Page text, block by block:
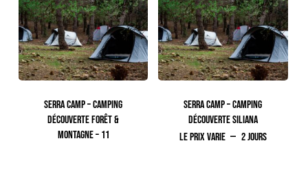
SERRA CAMP – CAMPING
DÉCOUVERTE FORÊT &
MONTAGNE – 11
SERRA CAMP – CAMPING
DÉCOUVERTE SILIANA
Le prix varie
2 jours